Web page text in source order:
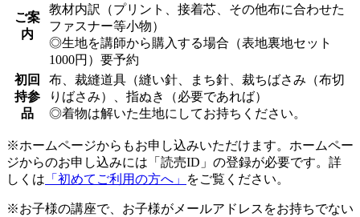
ご案
内
教材内訳（プリント、接着芯、その他布に合わせた
ファスナー等小物）
◎生地を講師から購入する場合（表地裏地セット
1000円）要予約
初回
持参
品
布、裁縫道具（縫い針、まち針、裁ちばさみ（布切
りばさみ）、指ぬき（必要であれば）
◎着物は解いた生地にしてお持ちください。
※ホームページからもお申し込みいただけます。ホームペー
ジからのお申し込みには「読売ID」の登録が必要です。詳
しくは 「初めてご利用の方へ」 をご覧ください。
※お子様の講座で、お子様がメールアドレスをお持ちでない